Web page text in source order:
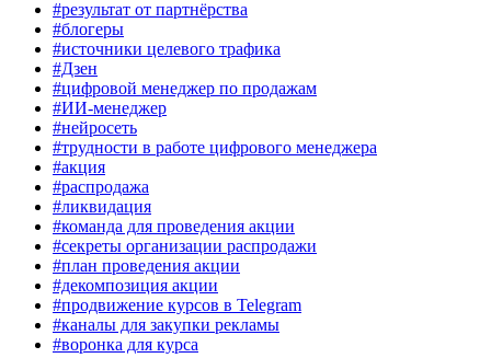
#результат от партнёрства
#блогеры
#источники целевого трафика
#Дзен
#цифровой менеджер по продажам
#ИИ-менеджер
#нейросеть
#трудности в работе цифрового менеджера
#акция
#распродажа
#ликвидация
#команда для проведения акции
#секреты организации распродажи
#план проведения акции
#декомпозиция акции
#продвижение курсов в Telegram
#каналы для закупки рекламы
#воронка для курса